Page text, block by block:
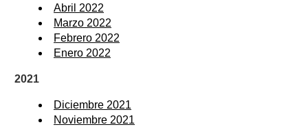
Abril 2022
Marzo 2022
Febrero 2022
Enero 2022
2021
Diciembre 2021
Noviembre 2021